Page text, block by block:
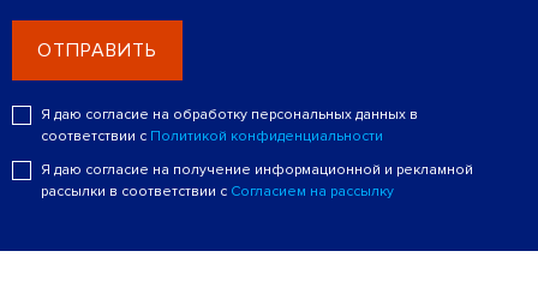
ОТПРАВИТЬ
Я даю согласие на обработку персональных данных в
соответствии с Политикой конфиденциальности
Я даю согласие на получение информационной и рекламной
рассылки в соответствии с Согласием на рассылку